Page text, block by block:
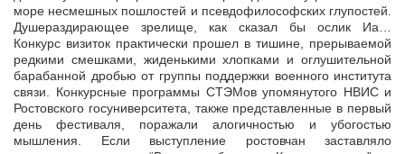
море несмешных пошлостей и псевдофилософских глупостей.
Душераздирающее зрелище, как сказал бы ослик Иа…
Конкурс визиток практически прошел в тишине, прерываемой
редкими смешками, жиденькими хлопками и оглушительной
барабанной дробью от группы поддержки военного института
связи. Конкурсные программы СТЭМов упомянутого НВИС и
Ростовского госуниверситета, также представленные в первый
день фестиваля, поражали алогичностью и убогостью
мышления. Если выступление ростовчан заставляло